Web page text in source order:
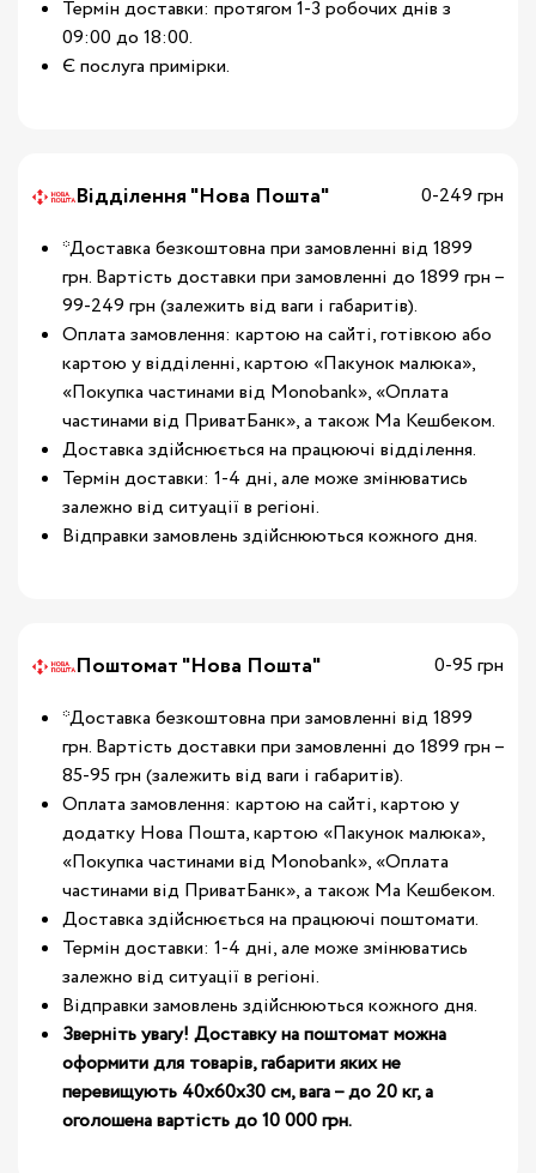
Термін доставки: протягом 1-3 робочих днів з
09:00 до 18:00.
Є послуга примірки.
Відділення "Нова Пошта"
0-249 грн
*Доставка безкоштовна при замовленні від 1899
грн. Вартість доставки при замовленні до 1899 грн –
99-249 грн (залежить від ваги і габаритів).
Оплата замовлення: картою на сайті, готівкою або
картою у відділенні, картою «Пакунок малюка»,
«Покупка частинами від Monobank», «Оплата
частинами від ПриватБанк», а також Ма Кешбеком.
Доставка здійснюється на працюючі відділення.
Термін доставки: 1-4 дні, але може змінюватись
залежно від ситуації в регіоні.
Відправки замовлень здійснюються кожного дня.
Поштомат "Нова Пошта"
0-95 грн
*Доставка безкоштовна при замовленні від 1899
грн. Вартість доставки при замовленні до 1899 грн –
85-95 грн (залежить від ваги і габаритів).
Оплата замовлення: картою на сайті, картою у
додатку Нова Пошта, картою «Пакунок малюка»,
«Покупка частинами від Monobank», «Оплата
частинами від ПриватБанк», а також Ма Кешбеком.
Доставка здійснюється на працюючі поштомати.
Термін доставки: 1-4 дні, але може змінюватись
залежно від ситуації в регіоні.
Відправки замовлень здійснюються кожного дня.
Зверніть увагу! Доставку на поштомат можна
оформити для товарів, габарити яких не
перевищують 40х60х30 см, вага – до 20 кг, а
оголошена вартість до 10 000 грн.